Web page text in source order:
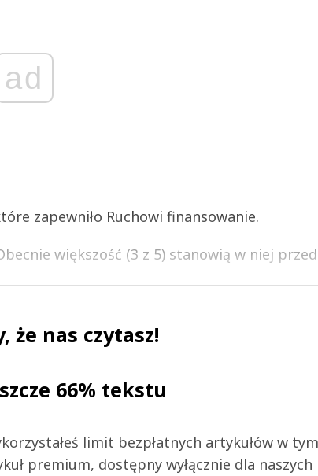
ad
zapewniło Ruchowi finansowanie.
większość (3 z 5) stanowią w niej
że nas czytasz!
66% tekstu
limit bezpłatnych artykułów w tym
premium, dostępny wyłącznie dla naszych